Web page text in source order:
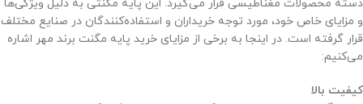
دسته محصولات مغناطیسی قرار می‌گیرد. این پایه مگنتی به دلیل ویژگی‌ها
و مزایای خاص خود، مورد توجه خریداران و استفاده‌کنندگان در صنایع مختلف
قرار گرفته است. در اینجا به برخی از مزایای خرید پایه مگنت برند مهر اشاره
می‌کنیم:
کیفیت بالا